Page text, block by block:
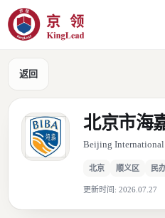
返回
北京市海
Beijing
北京 顺义区 民
更新时间: 2026.07.27